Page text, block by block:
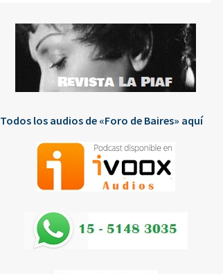
Todos los audios de «Foro de Baires» aquí